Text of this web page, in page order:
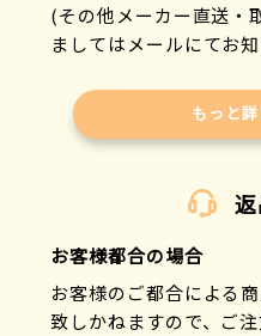
(その他メーカー直送・
ましてはメールにてお
もっと
お客様都合の場合
お客様のご都合による
致しかねますので、ご